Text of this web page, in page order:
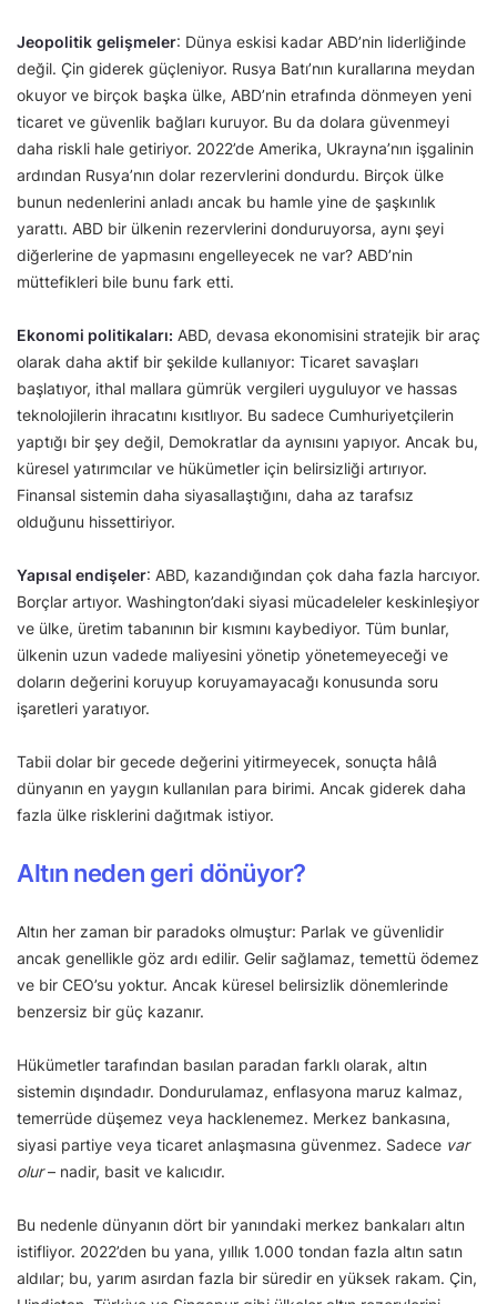
Jeopolitik gelişmeler: Dünya eskisi kadar ABD’nin liderliğinde
değil. Çin giderek güçleniyor. Rusya Batı’nın kurallarına meydan
okuyor ve birçok başka ülke, ABD’nin etrafında dönmeyen yeni
ticaret ve güvenlik bağları kuruyor. Bu da dolara güvenmeyi
daha riskli hale getiriyor. 2022’de Amerika, Ukrayna’nın işgalinin
ardından Rusya’nın dolar rezervlerini dondurdu. Birçok ülke
bunun nedenlerini anladı ancak bu hamle yine de şaşkınlık
yarattı. ABD bir ülkenin rezervlerini donduruyorsa, aynı şeyi
diğerlerine de yapmasını engelleyecek ne var? ABD’nin
müttefikleri bile bunu fark etti.
Ekonomi politikaları: ABD, devasa ekonomisini stratejik bir araç
olarak daha aktif bir şekilde kullanıyor: Ticaret savaşları
başlatıyor, ithal mallara gümrük vergileri uyguluyor ve hassas
teknolojilerin ihracatını kısıtlıyor. Bu sadece Cumhuriyetçilerin
yaptığı bir şey değil, Demokratlar da aynısını yapıyor. Ancak bu,
küresel yatırımcılar ve hükümetler için belirsizliği artırıyor.
Finansal sistemin daha siyasallaştığını, daha az tarafsız
olduğunu hissettiriyor.
Yapısal endişeler: ABD, kazandığından çok daha fazla harcıyor.
Borçlar artıyor. Washington’daki siyasi mücadeleler keskinleşiyor
ve ülke, üretim tabanının bir kısmını kaybediyor. Tüm bunlar,
ülkenin uzun vadede maliyesini yönetip yönetemeyeceği ve
doların değerini koruyup koruyamayacağı konusunda soru
işaretleri yaratıyor.
Tabii dolar bir gecede değerini yitirmeyecek, sonuçta hâlâ
dünyanın en yaygın kullanılan para birimi. Ancak giderek daha
fazla ülke risklerini dağıtmak istiyor.
Altın neden geri dönüyor?
Altın her zaman bir paradoks olmuştur: Parlak ve güvenlidir
ancak genellikle göz ardı edilir. Gelir sağlamaz, temettü ödemez
ve bir CEO’su yoktur. Ancak küresel belirsizlik dönemlerinde
benzersiz bir güç kazanır.
Hükümetler tarafından basılan paradan farklı olarak, altın
sistemin dışındadır. Dondurulamaz, enflasyona maruz kalmaz,
temerrüde düşemez veya hacklenemez. Merkez bankasına,
siyasi partiye veya ticaret anlaşmasına güvenmez. Sadece var
olur– nadir, basit ve kalıcıdır.
Bu nedenle dünyanın dört bir yanındaki merkez bankaları altın
istifliyor. 2022’den bu yana, yıllık 1.000 tondan fazla altın satın
aldılar; bu, yarım asırdan fazla bir süredir en yüksek rakam. Çin,